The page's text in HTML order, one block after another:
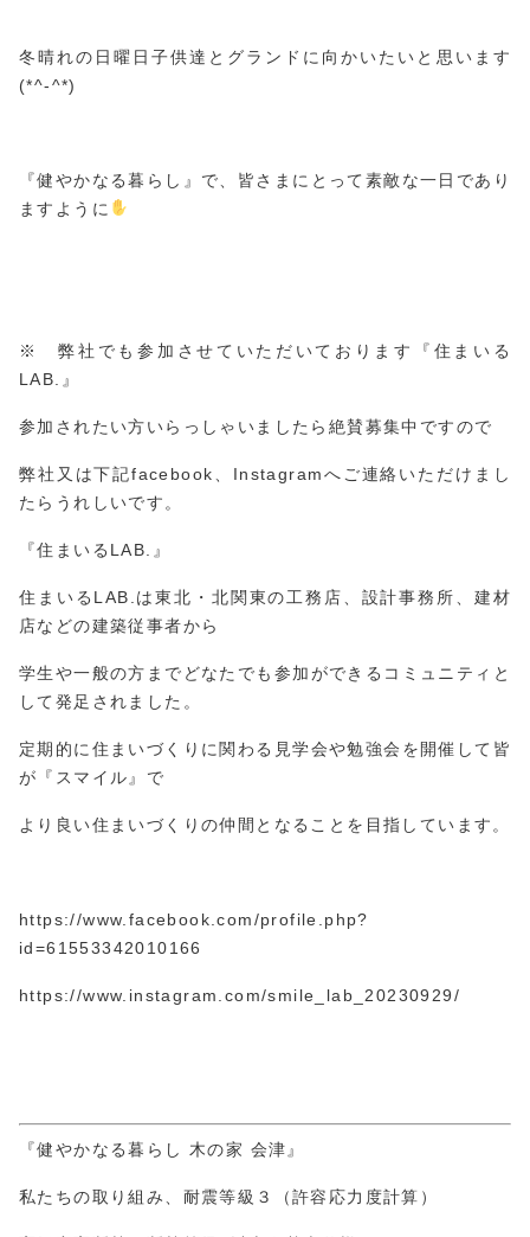
冬晴れの日曜日子供達とグランドに向かいたいと思います
(*^-^*)
『健やかなる暮らし』で、皆さまにとって素敵な一日であり
ますように
※ 弊社でも参加させていただいております『住まいる
LAB.』
参加されたい方いらっしゃいましたら絶賛募集中ですので
弊社又は下記facebook、Instagramへご連絡いただけまし
たらうれしいです。
『住まいるLAB.』
住まいるLAB.は東北・北関東の工務店、設計事務所、建材
店などの建築従事者から
学生や一般の方までどなたでも参加ができるコミュニティと
して発足されました。
定期的に住まいづくりに関わる見学会や勉強会を開催して皆
が『スマイル』で
より良い住まいづくりの仲間となることを目指しています。
https://www.facebook.com/profile.php?
id=61553342010166
https://www.instagram.com/smile_lab_20230929/
『健やかなる暮らし 木の家 会津』
私たちの取り組み、耐震等級３（許容応力度計算）